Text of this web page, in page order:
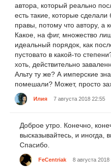
автора, который реально
есть такие, которые
правы, потому что автору, а
Какое, на фиг, множество
идеальный порядок, как
пустовато в какой-то
хоть, действительно
Альту ту же? А имперские
помешали? Может, просто
Илия 7 августа 2018 22:55
Доброе утро. Конечно,
высказывайтесь, и иногда,
Спасибо.
FeCentriak 8 августа 2018